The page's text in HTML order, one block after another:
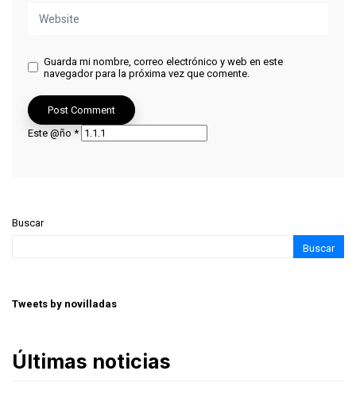
Guarda mi nombre, correo electrónico y web en este
navegador para la próxima vez que comente.
Este @ño *
Buscar
Buscar
Tweets by novilladas
Últimas noticias